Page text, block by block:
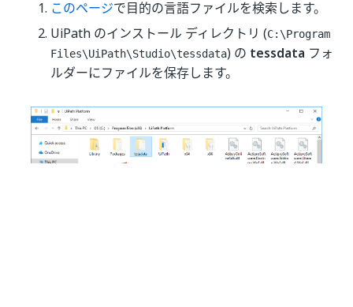
このページで目的の言語ファイルを検索します。
UiPath のインストール ディレクトリ (C:\Program
Files\UiPath\Studio\tessdata) の tessdata フォ
ルダーにファイルを保存します。